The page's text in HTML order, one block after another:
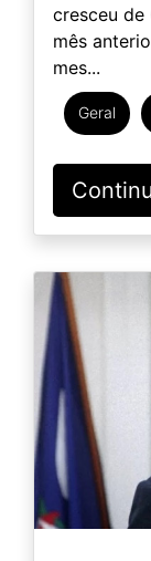
cresceu de
mês
mes...
Geral